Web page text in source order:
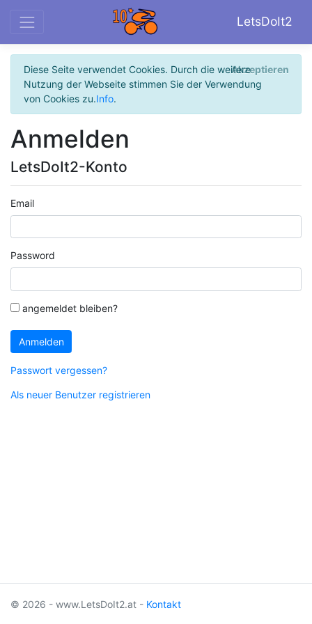
LetsDoIt2
Diese Seite verwendet Cookies. Durch die weitere
Nutzung der Webseite stimmen Sie der Verwendung
von Cookies zu.Info.
Akzeptieren
Anmelden
LetsDoIt2-Konto
Email
Password
angemeldet bleiben?
Anmelden
Passwort vergessen?
Als neuer Benutzer registrieren
© 2026 - www.LetsDoIt2.at - Kontakt